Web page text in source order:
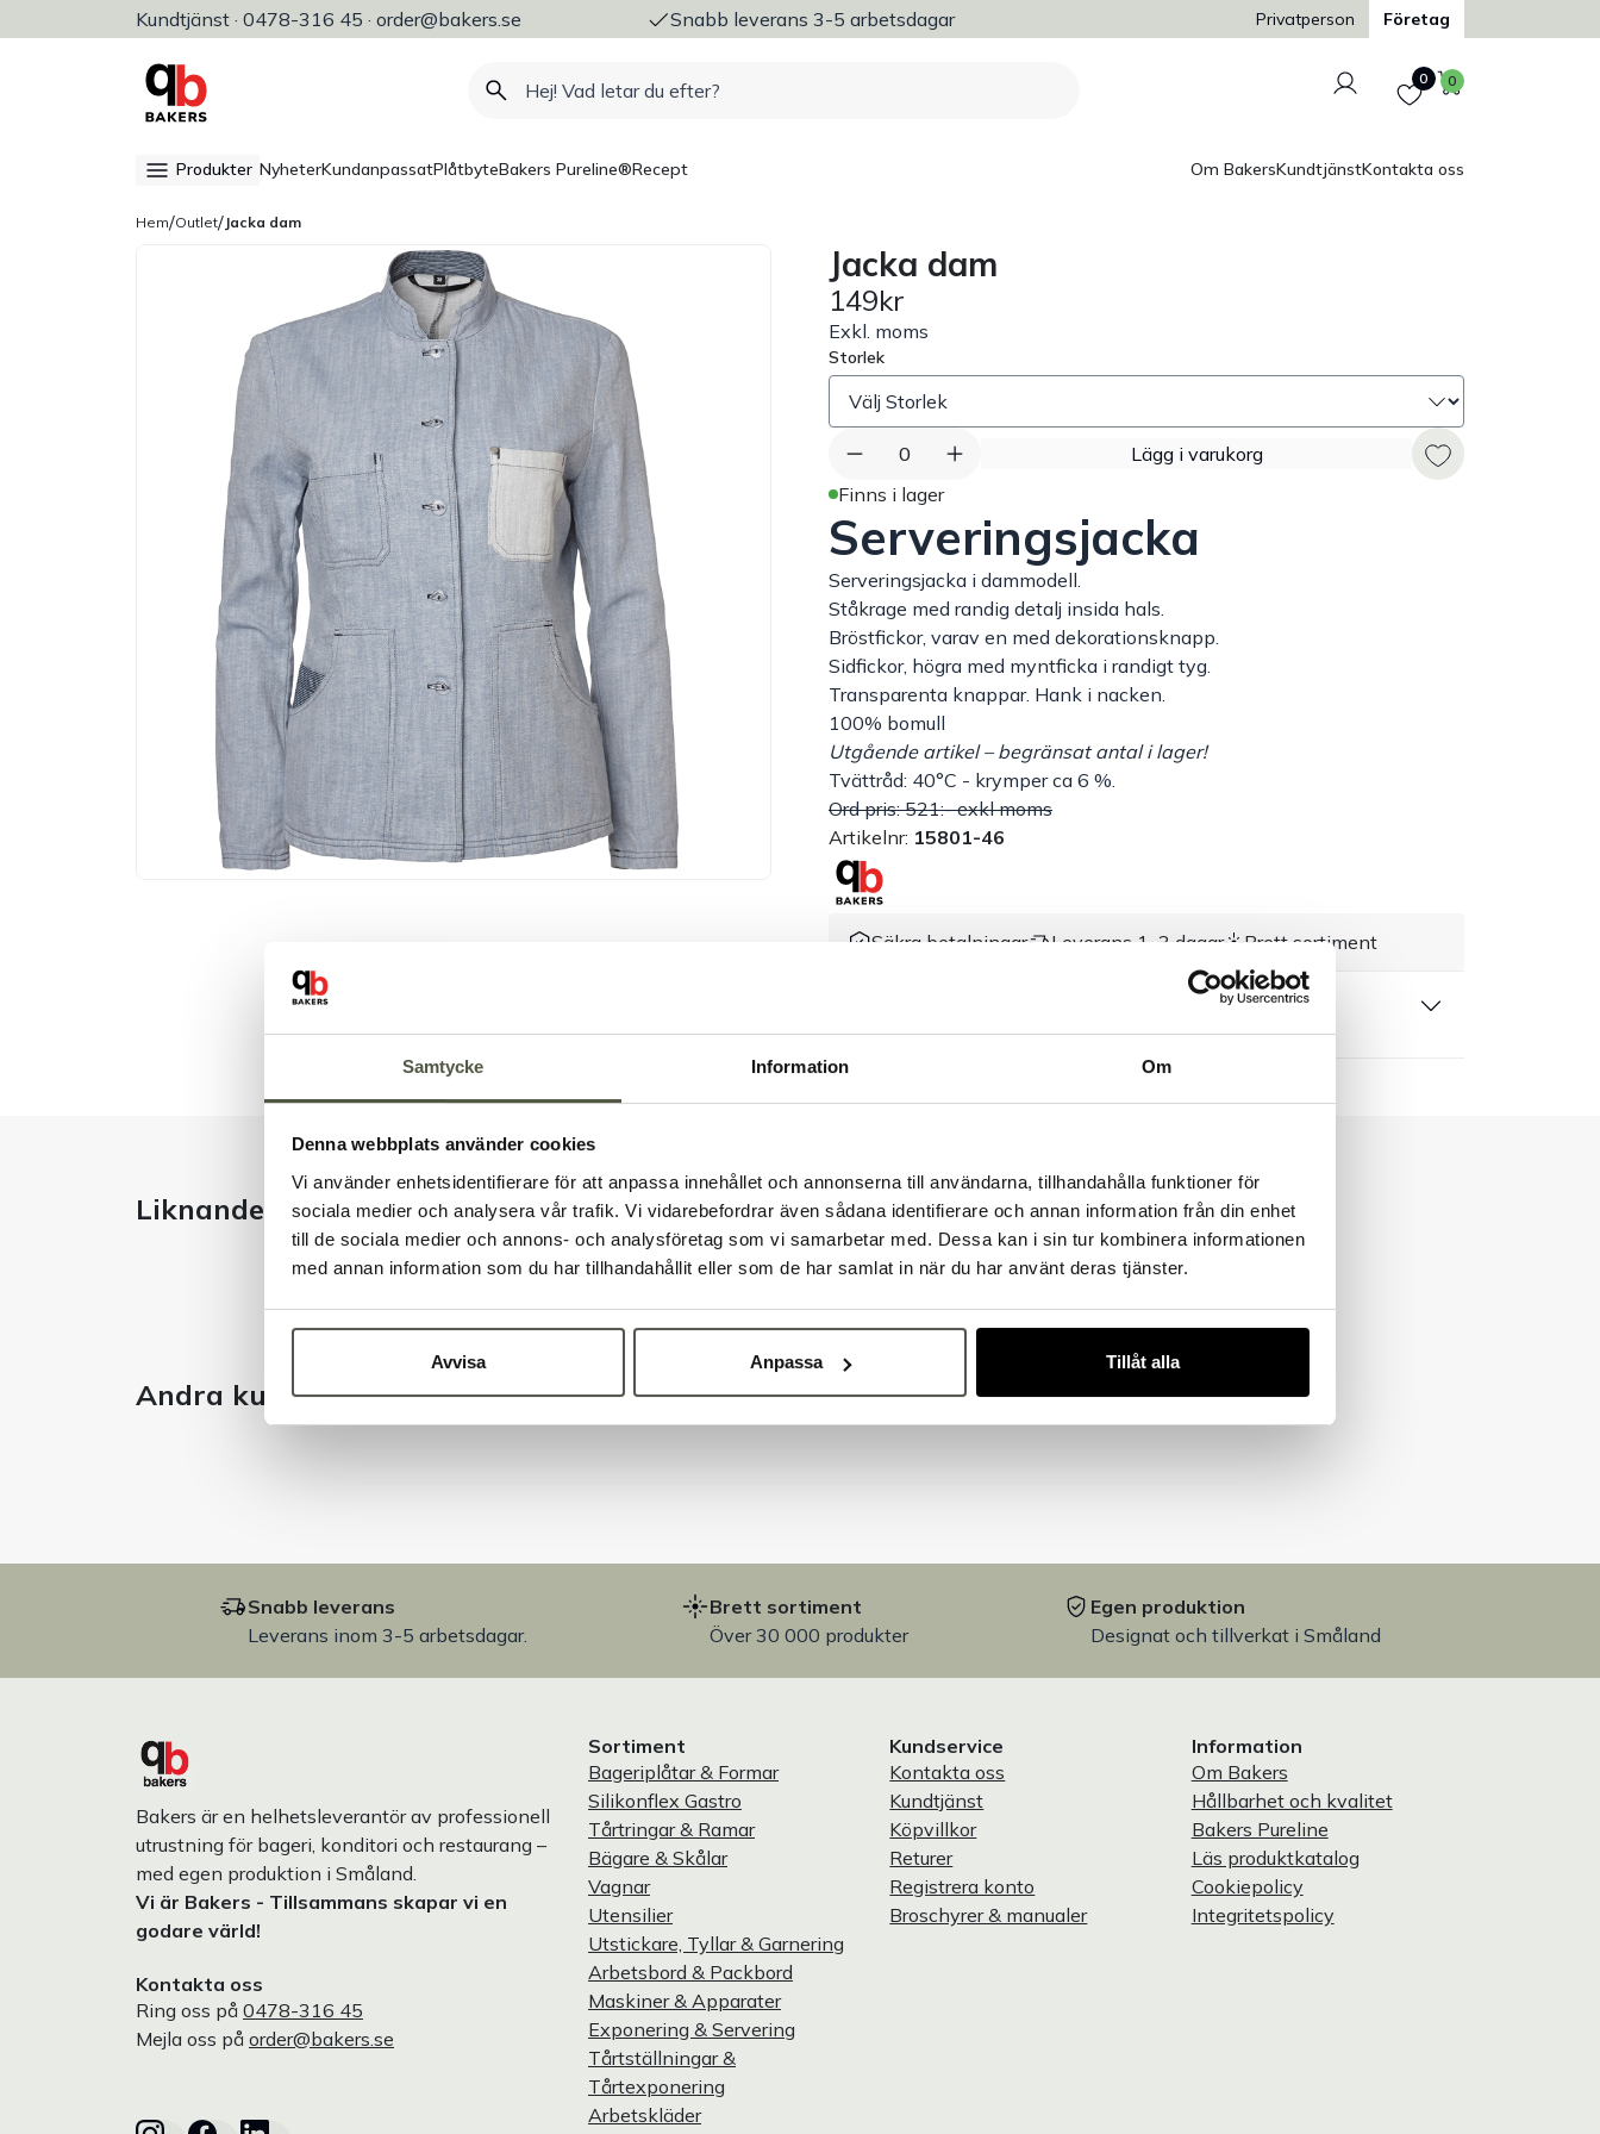
Samtycke Information Om
Denna webbplats använder cookies
Vi använder enhetsidentifierare för att anpassa innehållet och annonserna till användarna, tillhandahålla funktioner för
sociala medier och analysera vår trafik. Vi vidarebefordrar även sådana identifierare och annan information från din enhet
till de sociala medier och annons- och analysföretag som vi samarbetar med. Dessa kan i sin tur kombinera informationen
med annan information som du har tillhandahållit eller som de har samlat in när du har använt deras tjänster.
Avvisa Anpassa Tillåt alla
Kundtjänst · 0478-316 45 · order@bakers.se
Allt för bageri, konditori & restaurang Snabb leverans 3-5 arbetsdagar Trygg och säker betalning
Privatperson Företag
Logga in
Favoriter
0 Varukorg
0
Produkter NyheterKundanpassatPlåtbyteBakers Pureline®Recept Om BakersKundtjänstKontakta oss
Hem/Outlet/ Jacka dam
Jacka dam
149kr
Exkl. moms
Storlek
0
Lägg i varukorg
Finns i lager
Serveringsjacka
Serveringsjacka i dammodell.
Ståkrage med randig detalj insida hals.
Bröstfickor, varav en med dekorationsknapp.
Sidfickor, högra med myntficka i randigt tyg.
Transparenta knappar. Hank i nacken.
100% bomull
Utgående artikel – begränsat antal i lager!
Tvättråd: 40°C - krymper ca 6 %.
Ord pris: 521:- exkl moms
Artikelnr: 15801-46
Säkra betalningar Leverans 1–3 dagar Brett sortiment
Dokument & produktblad
Liknande produkter
Andra kunder tittade även på
Snabb leverans
Leverans inom 3-5 arbetsdagar.
Brett sortiment
Över 30 000 produkter
Egen produktion
Designat och tillverkat i Småland
Bakers är en helhetsleverantör av professionell
utrustning för bageri, konditori och restaurang –
med egen produktion i Småland.
Vi är Bakers - Tillsammans skapar vi en
godare värld!
Kontakta oss
Ring oss på 0478-316 45
Mejla oss på order@bakers.se
Sortiment
Bageriplåtar & Formar
Silikonflex Gastro
Tårtringar & Ramar
Bägare & Skålar
Vagnar
Utensilier
Utstickare, Tyllar & Garnering
Arbetsbord & Packbord
Maskiner & Apparater
Exponering & Servering
Tårtställningar &
Tårtexponering
Arbetskläder
Kundservice
Kontakta oss
Kundtjänst
Köpvillkor
Returer
Registrera konto
Broschyrer & manualer
Information
Om Bakers
Hållbarhet och kvalitet
Bakers Pureline
Läs produktkatalog
Cookiepolicy
Integritetspolicy
Välkommen till Bakers!
Handlar du som företag eller privatperson?
Fortsätt som privatperson
Fortsätt som företag